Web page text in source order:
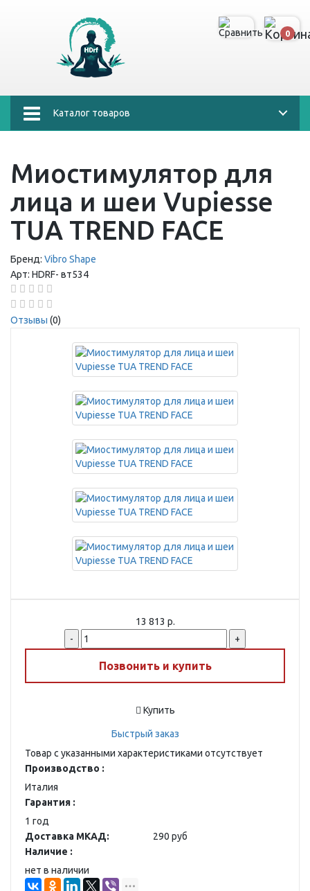
0
Каталог товаров
Миостимулятор для
лица и шеи Vupiesse
TUA TREND FACE
Бренд: Vibro Shape
Арт: HDRF- вт534
Отзывы (0)
13 813 р.
-
+
Позвонить и купить
Купить
Быстрый заказ
Товар с указанными характеристиками отсутствует
Производство :
Италия
Гарантия :
1 год
Доставка МКАД:
290 руб
Наличие :
нет в наличии